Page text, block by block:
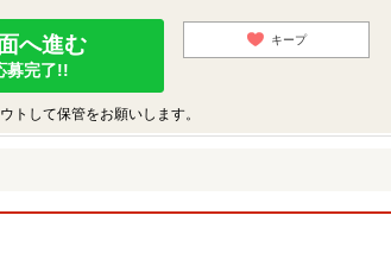
へ進む
募完了!!
キープ
トして保管をお願いします。